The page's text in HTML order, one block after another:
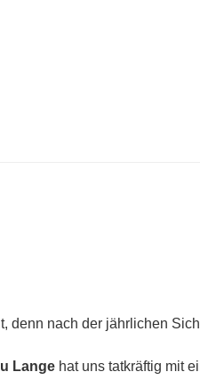
denn nach der jährlichen
Lange hat uns tatkräftig mit